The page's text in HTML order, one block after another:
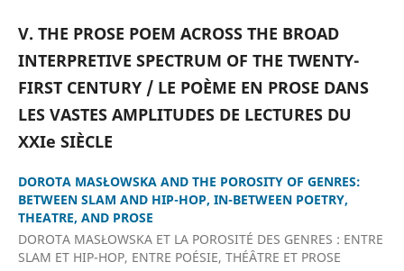
V. THE PROSE POEM ACROSS THE BROAD
INTERPRETIVE SPECTRUM OF THE TWENTY-
FIRST CENTURY / LE POÈME EN PROSE DANS
LES VASTES AMPLITUDES DE LECTURES DU
XXIe SIÈCLE
DOROTA MASŁOWSKA AND THE POROSITY OF GENRES:
BETWEEN SLAM AND HIP-HOP, IN-BETWEEN POETRY,
THEATRE, AND PROSE
DOROTA MASŁOWSKA ET LA POROSITÉ DES GENRES : ENTRE
SLAM ET HIP-HOP, ENTRE POÉSIE, THÉÂTRE ET PROSE